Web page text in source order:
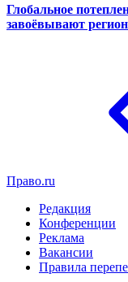
Глобальное
завоёвывают
Право.ru
Редакция
Конференции
Реклама
Вакансии
Правила